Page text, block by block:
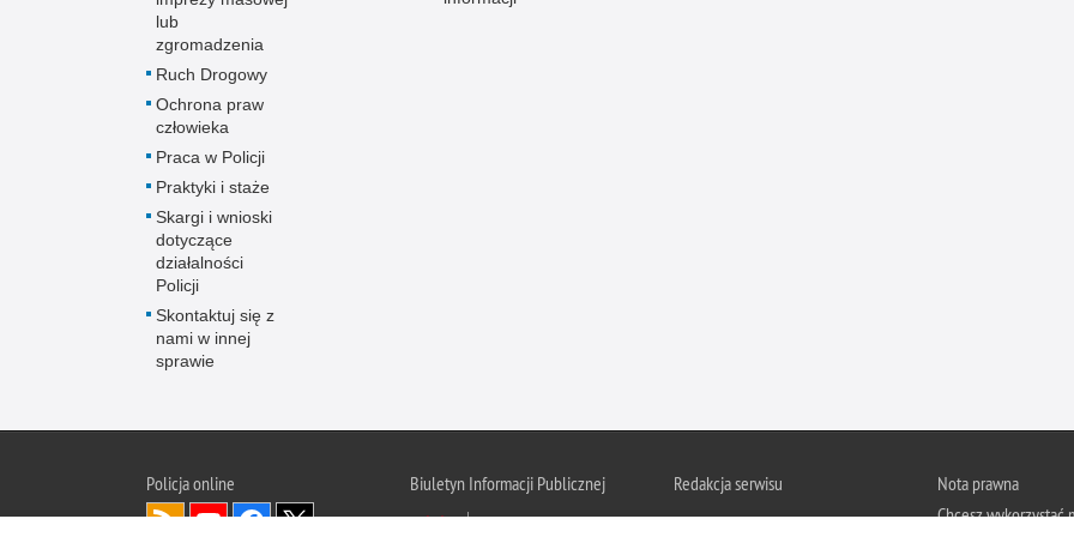
lub
zgromadzenia
Ruch Drogowy
Ochrona praw
człowieka
Praca w Policji
Praktyki i staże
Skargi i wnioski
dotyczące
działalności
Policji
Skontaktuj się z
nami w innej
sprawie
Policjaonline
Biuletyn Informacji Publicznej
Redakcja serwisu
Kontakt z redakcją
Nota prawna
Chcesz wykorzystać